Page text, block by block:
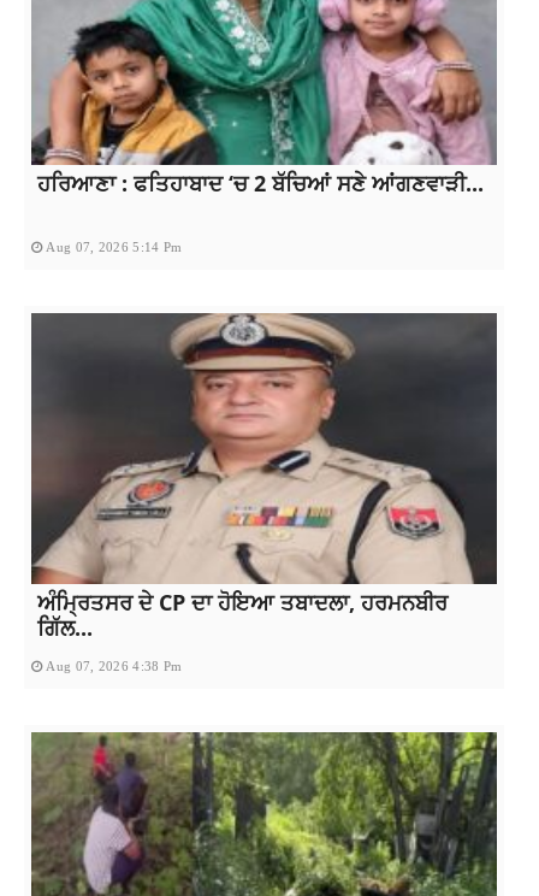
ਹਰਿਆਣਾ : ਫਤਿਹਾਬਾਦ ‘ਚ 2 ਬੱਚਿਆਂ ਸਣੇ ਆਂਗਣਵਾੜੀ...
Aug 07, 2026 5:14 Pm
ਅੰਮ੍ਰਿਤਸਰ ਦੇ CP ਦਾ ਹੋਇਆ ਤਬਾਦਲਾ, ਹਰਮਨਬੀਰ
ਗਿੱਲ...
Aug 07, 2026 4:38 Pm